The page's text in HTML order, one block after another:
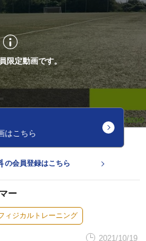
限定動画です。
はこちら
の会員登録はこちら
ー
ィジカルトレーニング
2021/10/19